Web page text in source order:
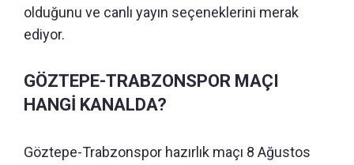
olduğunu ve canlı yayın seçeneklerini merak
ediyor.
GÖZTEPE-TRABZONSPOR MAÇI
HANGİ KANALDA?
Göztepe-Trabzonspor hazırlık maçı 8 Ağustos